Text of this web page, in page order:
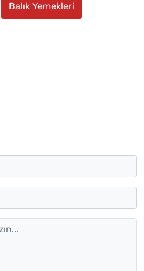
Balık Yemekleri